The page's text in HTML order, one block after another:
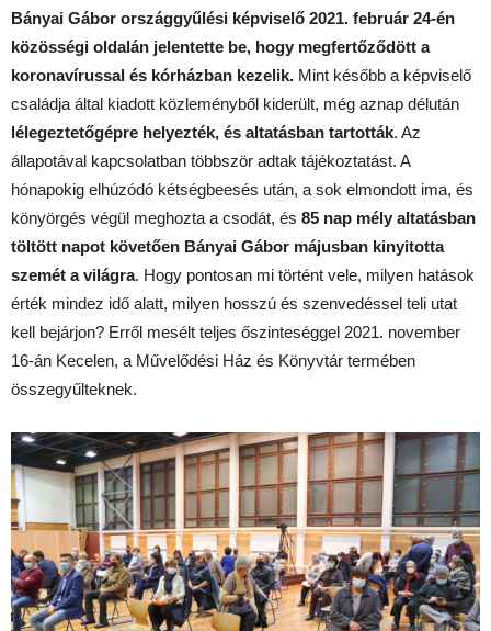
Bányai Gábor országgyűlési képviselő 2021. február 24-én
közösségi oldalán jelentette be, hogy megfertőződött a
koronavírussal és kórházban kezelik. Mint később a képviselő
családja által kiadott közleményből kiderült, még aznap délután
lélegeztetőgépre helyezték, és altatásban tartották. Az
állapotával kapcsolatban többször adtak tájékoztatást. A
hónapokig elhúzódó kétségbeesés után, a sok elmondott ima, és
könyörgés végül meghozta a csodát, és 85 nap mély altatásban
töltött napot követően Bányai Gábor májusban kinyitotta
szemét a világra. Hogy pontosan mi történt vele, milyen hatások
érték mindez idő alatt, milyen hosszú és szenvedéssel teli utat
kell bejárjon? Erről mesélt teljes őszinteséggel 2021. november
16-án Kecelen, a Művelődési Ház és Könyvtár termében
összegyűlteknek.